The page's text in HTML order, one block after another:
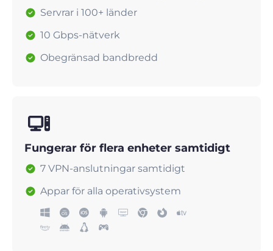
Servrar i 100+ länder
10 Gbps-nätverk
Obegränsad bandbredd
Fungerar för flera enheter samtidigt
7 VPN-anslutningar samtidigt
Appar för alla operativsystem